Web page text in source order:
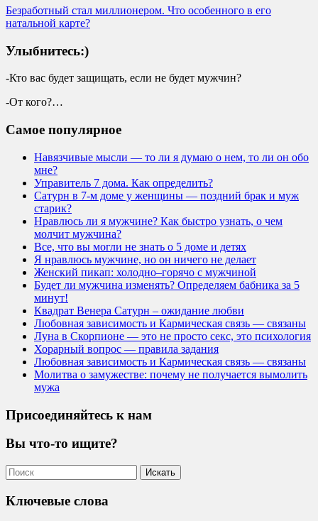
Безработный стал миллионером. Что особенного в его
натальной карте?
Улыбнитесь:)
-Кто вас будет защищать, если не будет мужчин?
-От кого?…
Самое популярное
Навязчивые мысли — то ли я думаю о нем, то ли он обо
мне?
Управитель 7 дома. Как определить?
Сатурн в 7-м доме у женщины — поздний брак и муж
старик?
Нравлюсь ли я мужчине? Как быстро узнать, о чем
молчит мужчина?
Все, что вы могли не знать о 5 доме и детях
Я нравлюсь мужчине, но он ничего не делает
Женский пикап: холодно–горячо с мужчиной
Будет ли мужчина изменять? Определяем бабника за 5
минут!
Квадрат Венера Сатурн – ожидание любви
Любовная зависимость и Кармическая связь — связаны
Луна в Скорпионе — это не просто секс, это психология
Хорарный вопрос — правила задания
Любовная зависимость и Кармическая связь — связаны
Молитва о замужестве: почему не получается вымолить
мужа
Присоединяйтесь к нам
Вы что-то ищите?
Ключевые слова